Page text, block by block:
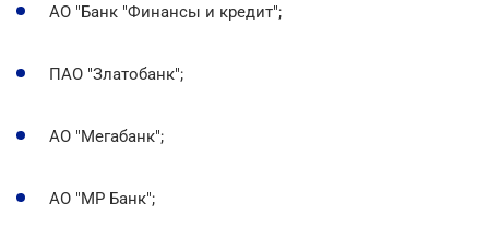
АО "Банк "Финансы и кредит";
ПАО "Златобанк";
АО "Мегабанк";
АО "МР Банк";